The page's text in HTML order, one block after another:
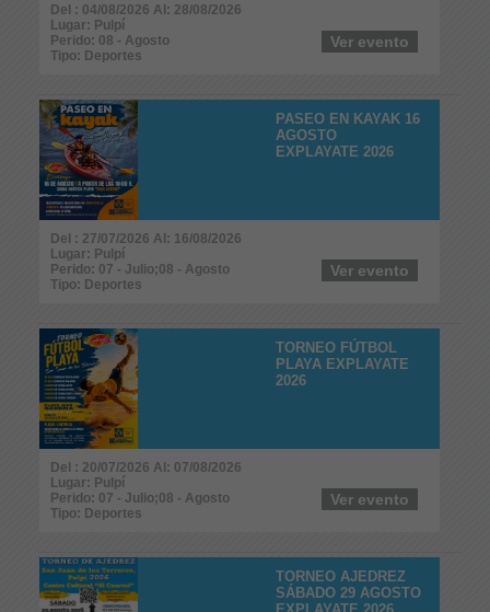
Del : 04/08/2026 Al: 28/08/2026
Lugar: Pulpí
Perido: 08 - Agosto
Tipo: Deportes
Ver evento
PASEO EN KAYAK 16
AGOSTO
EXPLAYATE 2026
Del : 27/07/2026 Al: 16/08/2026
Lugar: Pulpí
Perido: 07 - Julio;08 - Agosto
Tipo: Deportes
Ver evento
TORNEO FÚTBOL
PLAYA EXPLAYATE
2026
Del : 20/07/2026 Al: 07/08/2026
Lugar: Pulpí
Perido: 07 - Julio;08 - Agosto
Tipo: Deportes
Ver evento
TORNEO AJEDREZ
SÁBADO 29 AGOSTO